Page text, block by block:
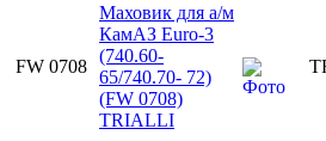
FW 0708
Маховик для а/м
КамАЗ Euro-3
(740.60-
65/740.70- 72)
(FW 0708)
TRIALLI